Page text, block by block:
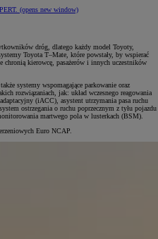
(opens new window)
dróg, dlatego każdy model Toyoty,
Toyota T–Mate, które powstały, by wspierać
kierowcę, pasażerów i innych uczestników
systemy wspomagające parkowanie oraz
rozwiązaniach, jak: układ wczesnego reagowania
(iACC), asystent utrzymania pasa ruchu
ostrzegania o ruchu poprzecznym z tyłu pojazdu
martwego pola w lusterkach (BSM).
Euro NCAP.